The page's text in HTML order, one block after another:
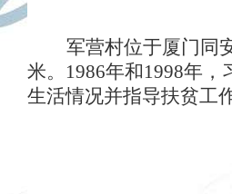
军营村位于厦门同
米。 1986年和1998年，
生活情况并指导扶贫工